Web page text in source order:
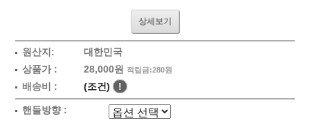
상세보기
원산지:
대한민국
상품가 :
28,000원 적립금:280원
배송비 : (조건) !
핸들방향 :